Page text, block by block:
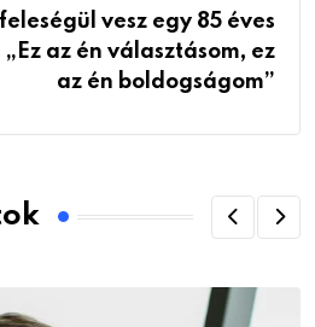
vesz egy 85 éves
az én választásom, ez
az én boldogságom”